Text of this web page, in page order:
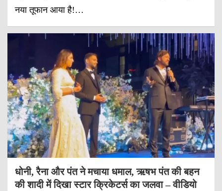
नया तूफान आया है!…
धोनी, रैना और पंत ने मचाया धमाल, ऋषभ पंत की बहन
की शादी में दिखा स्टार क्रिकेटर्स का जलवा – वीडियो